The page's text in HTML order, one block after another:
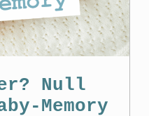
Null
Memory